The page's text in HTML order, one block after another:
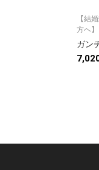
【結